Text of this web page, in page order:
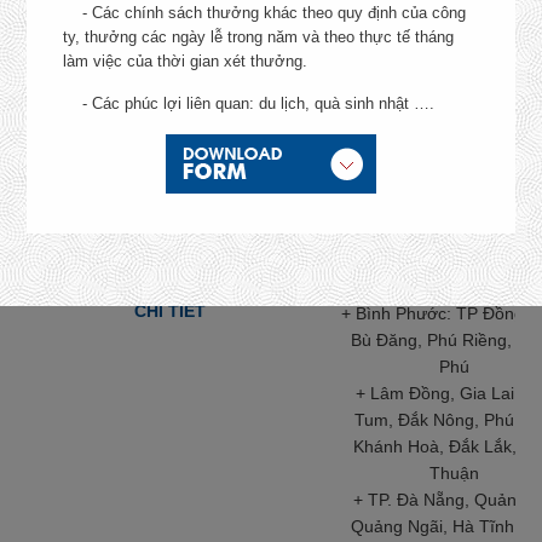
- Các chính sách thưởng khác theo quy định của công
ty, thưởng các ngày lễ trong năm và theo thực tế tháng
làm việc của thời gian xét thưởng.
- Các phúc lợi liên quan: du lịch, quà sinh nhật ….
TRÌNH DƯỢC VIÊN OTC
CHI TIẾT
+ Tây Ninh
+ Kiên Giang, Sóc Trăng,
Giang, Bạc Liêu, Cà
+ Bà Rịa-Vũng Tàu:
+ Bình Thuận: Hàm
Bắc, Bắc Bình, Tuy
+ Đồng Nai: Long
Nhơn Trạch
+ Bình Dương: Tân Uyên,
Giáo, Dĩ An, Thuận An
+ Bình Phước: TP Đồng
Bù Đăng, Phú Riềng,
Phú
+ Lâm Đồng, Gia Lai,
Tum, Đắk Nông, Phú
Khánh Hoà, Đắk Lắk,
Thuận
+ TP. Đà Nẵng, Quảng
Quảng Ngãi, Hà Tĩnh,